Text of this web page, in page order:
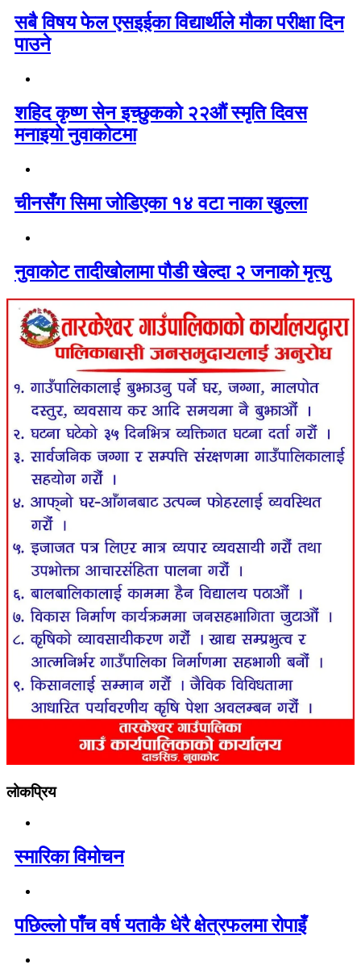
सबै विषय फेल एसइईका विद्यार्थीले मौका परीक्षा दिन
पाउने
शहिद कृष्ण सेन इच्छुकको २२औं स्मृति दिवस
मनाइयो नुवाकोटमा
चीनसँग सिमा जोडिएका १४ वटा नाका खुल्ला
नुवाकोट तादीखोलामा पौडी खेल्दा २ जनाको मृत्यु
लोकप्रिय
स्मारिका विमोचन
पछिल्लो पाँच वर्ष यताकै धेरै क्षेत्रफलमा रोपाइँ